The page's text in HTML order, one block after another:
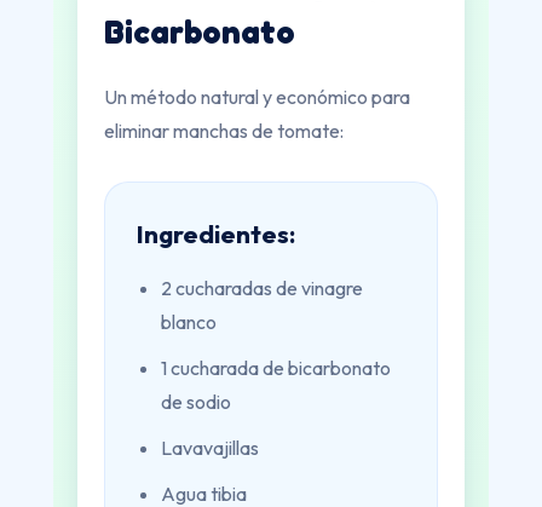
Bicarbonato
Un método natural y económico para
eliminar manchas de tomate:
Ingredientes:
2 cucharadas de vinagre
blanco
1 cucharada de bicarbonato
de sodio
Lavavajillas
Agua tibia